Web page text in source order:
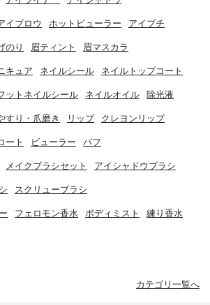
イブロウ ホットビューラー アイプチ
のり 眉ティント 眉マスカラ
キュア ネイルシール ネイルトップコート
ットネイルシール ネイルオイル 除光液
すり・爪磨き リップ クレヨンリップ
ート ビューラー パフ
メイクブラシセット アイシャドウブラシ
スクリューブラシ
フェロモン香水 ボディミスト 練り香水
カテゴリ一覧へ